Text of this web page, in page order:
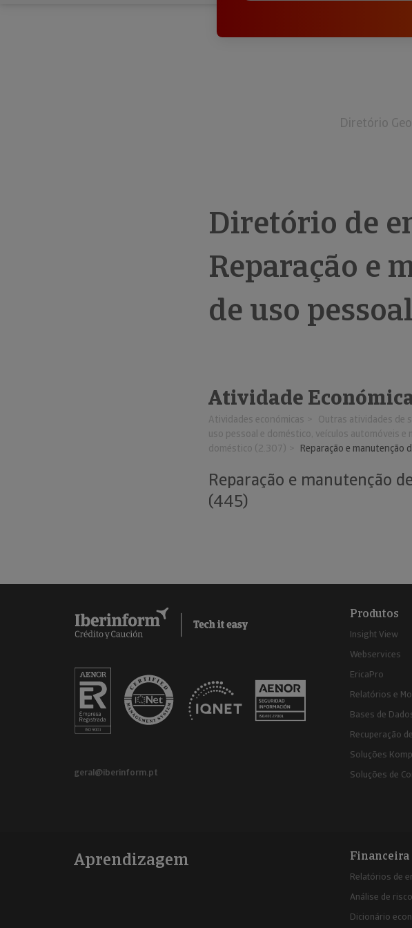
Diretório
Diretório de
Reparação e
de uso
Atividade
Atividades económicas Outras atividades de
uso pessoal e doméstico, veículos automóveis
doméstico (2.307)
Reparação e manutenção
Reparação e manutenção
(445)
geral@iberinform.pt
Produtos
Insight View
Webservices
EricaPro
Relatórios e
Bases de
Recuperação
Soluções
Soluções de
Aprendizagem Financeira
Relatórios de
Análise de risco
Dicionário